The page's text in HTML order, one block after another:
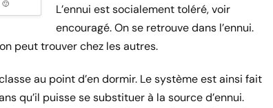
🙂
L’ennui est socialement toléré, voir
encouragé. On se retrouve dans l’ennui.
peut trouver chez les autres.
au point d’en dormir. Le système est ainsi fait
qu’il puisse se substituer à la source d’ennui.